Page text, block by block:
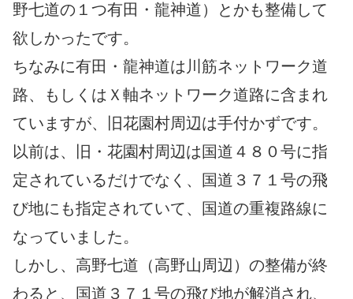
野七道の１つ有田・龍神道）とかも整備して
欲しかったです。
ちなみに有田・龍神道は川筋ネットワーク道
路、もしくはＸ軸ネットワーク道路に含まれ
ていますが、旧花園村周辺は手付かずです。
以前は、旧・花園村周辺は国道４８０号に指
定されているだけでなく、国道３７１号の飛
び地にも指定されていて、国道の重複路線に
なっていました。
しかし、高野七道（高野山周辺）の整備が終
わると、国道３７１号の飛び地が解消され、